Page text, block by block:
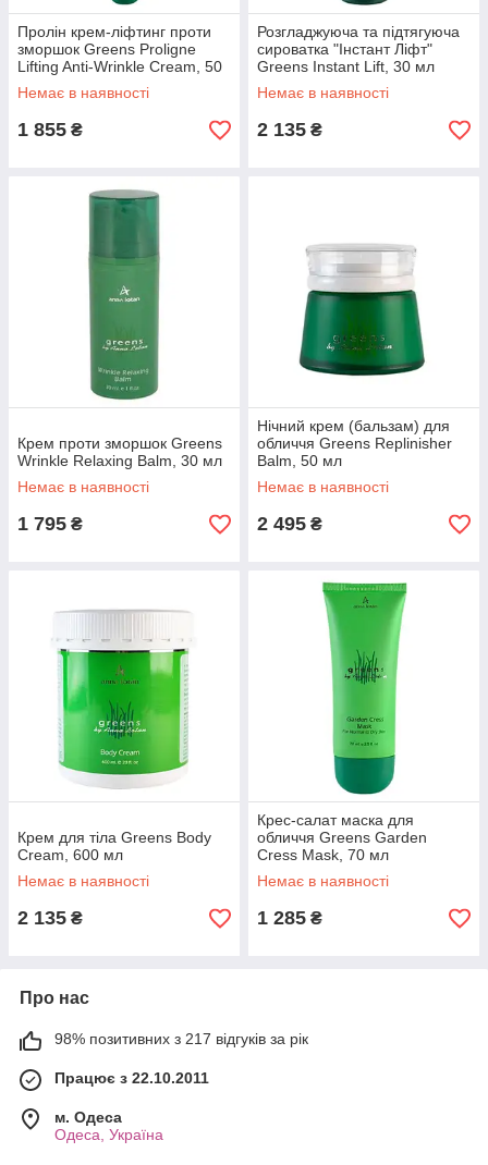
Пролін крем-ліфтинг проти
зморшок Greens Proligne
Lifting Anti-Wrinkle Cream, 50
мл
Немає в наявності
1 855 ₴
Розгладжуюча та підтягуюча
сироватка "Інстант Ліфт"
Greens Instant Lift, 30 мл
Немає в наявності
2 135 ₴
Крем проти зморшок Greens
Wrinkle Relaxing Balm, 30 мл
Немає в наявності
1 795 ₴
Нічний крем (бальзам) для
обличчя Greens Replinisher
Balm, 50 мл
Немає в наявності
2 495 ₴
Крем для тіла Greens Body
Cream, 600 мл
Немає в наявності
2 135 ₴
Крес-салат маска для
обличчя Greens Garden
Cress Mask, 70 мл
Немає в наявності
1 285 ₴
Про нас
98% позитивних з 217 відгуків за рік
Працює з 22.10.2011
м. Одеса
Одеса, Україна